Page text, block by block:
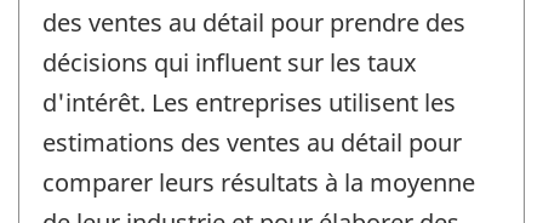
des ventes au détail pour prendre des
décisions qui influent sur les taux
d'intérêt. Les entreprises utilisent les
estimations des ventes au détail pour
comparer leurs résultats à la moyenne